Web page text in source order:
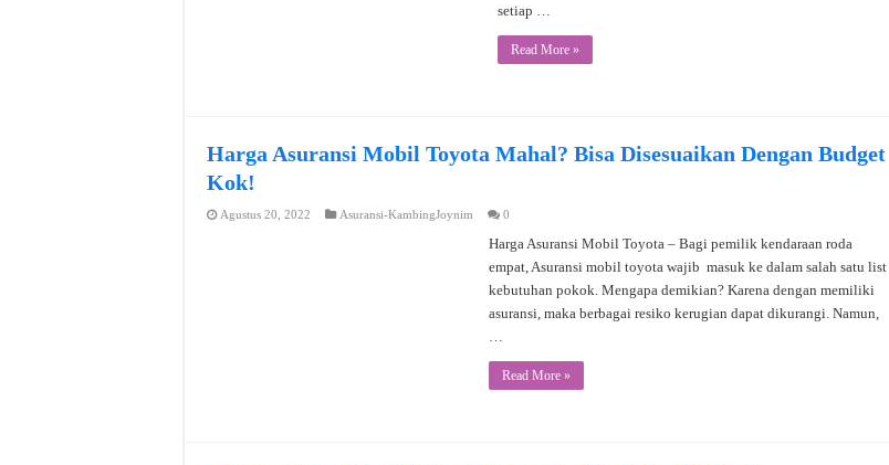
setiap …
Read More »
Harga Asuransi Mobil Toyota Mahal? Bisa Disesuaikan Dengan Budget
Kok!
Agustus 20, 2022 Asuransi-KambingJoynim 0
Harga Asuransi Mobil Toyota – Bagi pemilik kendaraan roda
empat, Asuransi mobil toyota wajib masuk ke dalam salah satu list
kebutuhan pokok. Mengapa demikian? Karena dengan memiliki
asuransi, maka berbagai resiko kerugian dapat dikurangi. Namun,
…
Read More »